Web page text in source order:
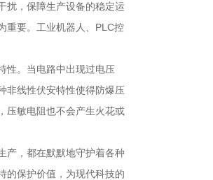
扰，保障生产设备的稳定运
重要。工业机器人、PLC控
性。当电路中出现过电压
非线性伏安特性使得防爆压
压敏电阻也不会产生火花或
产，都在默默地守护着各种
的保护价值，为现代科技的